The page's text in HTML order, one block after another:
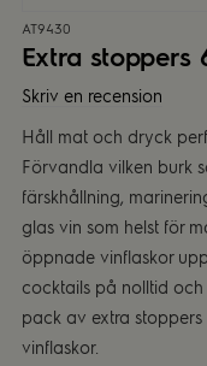
AT9430
Extra stoppers
Skriv en recension
Håll mat och dryck
Förvandla vilken burk
färskhållning,
glas vin som helst för
öppnade vinflaskor
cocktails på nolltid
pack av extra
vinflaskor.